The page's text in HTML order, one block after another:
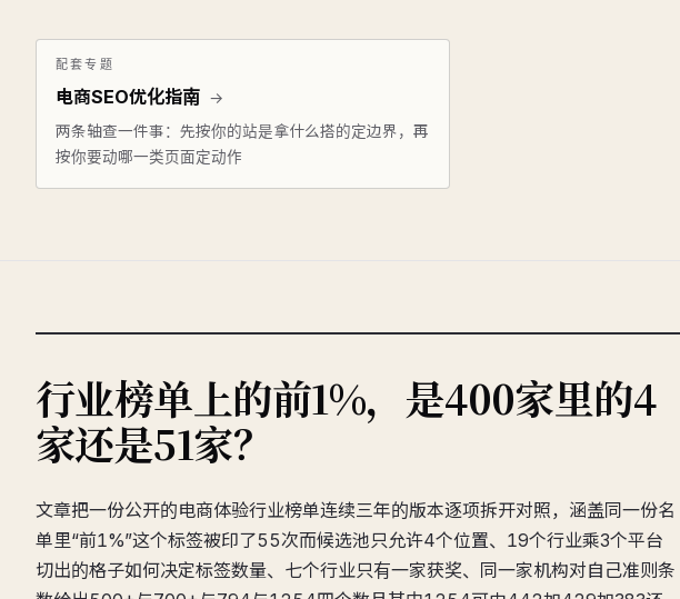
配套专题
电商SEO优化指南 →
两条轴查一件事：先按你的站是拿什么搭的定边界，再
按你要动哪一类页面定动作
行业榜单上的前1%，是400家里的4
家还是51家？
文章把一份公开的电商体验行业榜单连续三年的版本逐项拆开对照，涵盖同一份名
单里“前1%”这个标签被印了55次而候选池只允许4个位置、19个行业乘3个平台
切出的格子如何决定标签数量、七个行业只有一家获奖、同一家机构对自己准则条